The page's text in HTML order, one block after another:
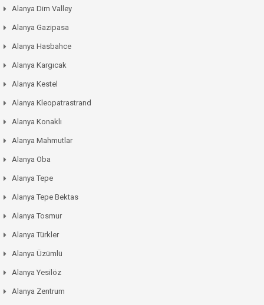
Alanya Dim Valley
Alanya Gazipasa
Alanya Hasbahce
Alanya Kargıcak
Alanya Kestel
Alanya Kleopatrastrand
Alanya Konaklı
Alanya Mahmutlar
Alanya Oba
Alanya Tepe
Alanya Tepe Bektas
Alanya Tosmur
Alanya Türkler
Alanya Üzümlü
Alanya Yesilöz
Alanya Zentrum